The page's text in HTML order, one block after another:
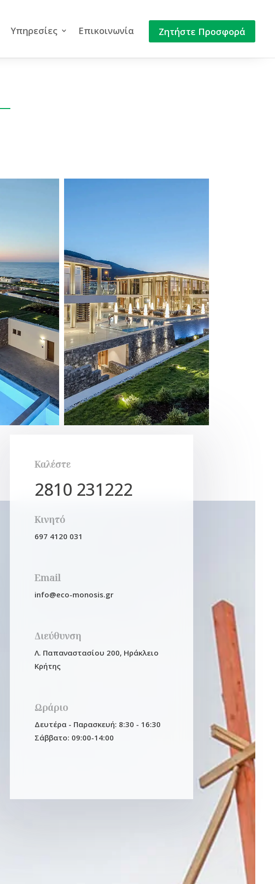
Υπηρεσίες Επικοινωνία Ζητήστε Προσφορά
Καλέστε
2810 231222
Κινητό
697 4120 031
Email
info@eco-monosis.gr
Διεύθυνση
Λ. Παπαναστασίου 200, Ηράκλειο
Κρήτης
Ωράριο
Δευτέρα - Παρασκευή: 8:30 - 16:30
Σάββατο: 09:00-14:00